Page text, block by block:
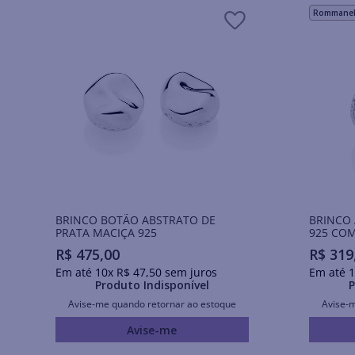
BRINCO BOTÃO ABSTRATO DE
PRATA MACIÇA 925
R$ 475,00
Em até 10x R$ 47,50sem juros
Produto Indisponível
Avise-me quando retornar ao estoque
Avise-me
BRINCO
925
R$ 319
Em até
Avise-